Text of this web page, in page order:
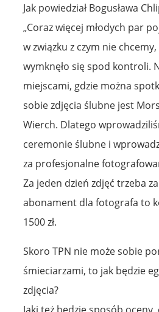
Jak powiedział Bogusława
„Coraz więcej młodych par
w związku z czym nie
wymknęło się spod kontroli.
miejscami, gdzie można
sobie zdjęcia ślubne jest
Wierch. Dlatego
ceremonie ślubne i
za profesjonalne
Za jeden dzień zdjęć trzeba
abonament dla fotografa to
1500 zł.
Skoro TPN nie może sobie
śmieciarzami, to jak będzie
zdjęcia?